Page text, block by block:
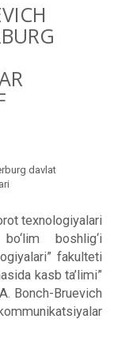
davlat
texnologiyalari
boshlig‘i
fakulteti
kasb ta’limi”
Bonch-Bruevich